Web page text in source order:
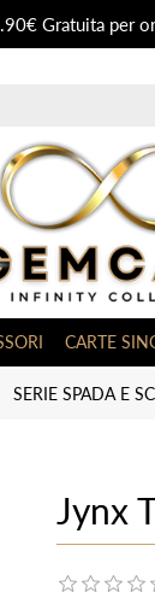
Gratuita per
CARTE
SERIE SPADA E
Jynx